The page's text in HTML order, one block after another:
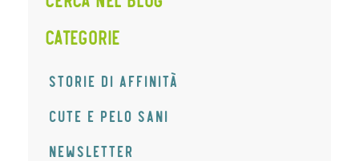
CATEGORIE
STORIE DI AFFINITÀ
CUTE E PELO SANI
Newsletter